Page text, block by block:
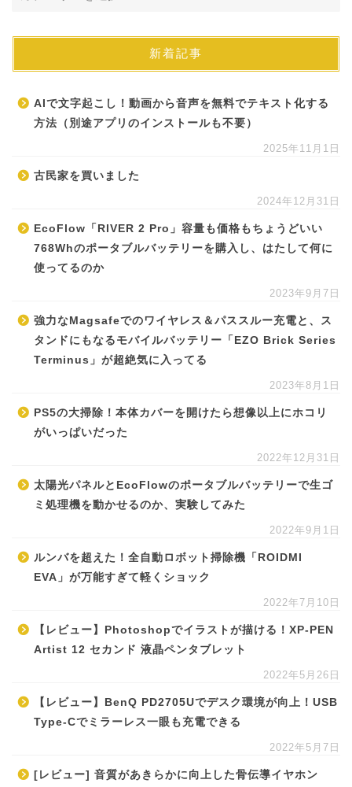
新着記事
AIで文字起こし！動画から音声を無料でテキスト化する
方法（別途アプリのインストールも不要）
2025年11月1日
古民家を買いました
2024年12月31日
EcoFlow「RIVER 2 Pro」容量も価格もちょうどいい
768Whのポータブルバッテリーを購入し、はたして何に
使ってるのか
2023年9月7日
強力なMagsafeでのワイヤレス＆パススルー充電と、ス
タンドにもなるモバイルバッテリー「EZO Brick Series
Terminus」が超絶気に入ってる
2023年8月1日
PS5の大掃除！本体カバーを開けたら想像以上にホコリ
がいっぱいだった
2022年12月31日
太陽光パネルとEcoFlowのポータブルバッテリーで生ゴ
ミ処理機を動かせるのか、実験してみた
2022年9月1日
ルンバを超えた！全自動ロボット掃除機「ROIDMI
EVA」が万能すぎて軽くショック
2022年7月10日
【レビュー】Photoshopでイラストが描ける！XP-PEN
Artist 12 セカンド 液晶ペンタブレット
2022年5月26日
【レビュー】BenQ PD2705Uでデスク環境が向上！USB
Type-Cでミラーレス一眼も充電できる
2022年5月7日
[レビュー] 音質があきらかに向上した骨伝導イヤホン